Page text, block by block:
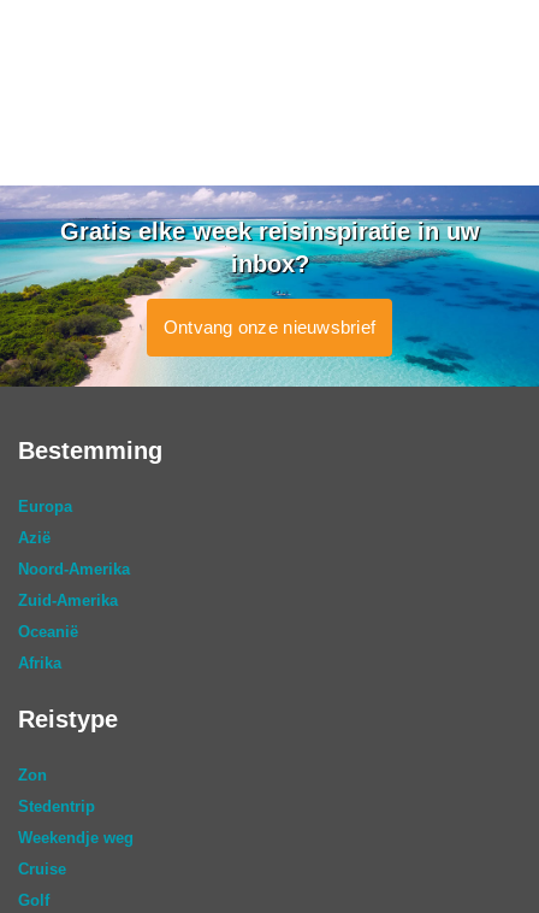
Gratis elke week reisinspiratie in uw
inbox?
Ontvang onze nieuwsbrief
Bestemming
Europa
Azië
Noord-Amerika
Zuid-Amerika
Oceanië
Afrika
Reistype
Zon
Stedentrip
Weekendje weg
Cruise
Golf